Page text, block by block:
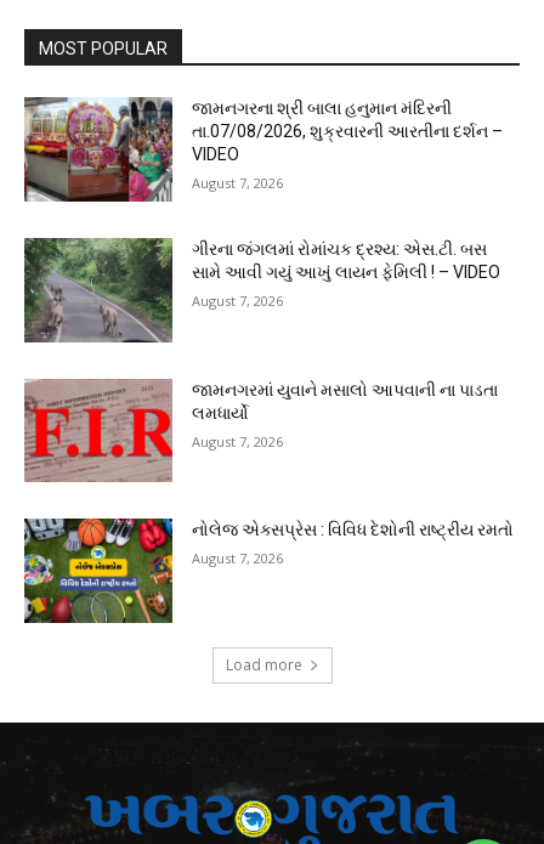
MOST POPULAR
જામનગરના શ્રી બાલા હનુમાન મંદિરની
તા.07/08/2026, શુક્રવારની આરતીના દર્શન –
VIDEO
August 7, 2026
ગીરના જંગલમાં રોમાંચક દ્રશ્ય: એસ.ટી. બસ
સામે આવી ગયું આખું લાયન ફેમિલી ! – VIDEO
August 7, 2026
જામનગરમાં યુવાને મસાલો આપવાની ના પાડતા
લમધાર્યો
August 7, 2026
નોલેજ એક્સપ્રેસ : વિવિધ દેશોની રાષ્ટ્રીય રમતો
August 7, 2026
Load more